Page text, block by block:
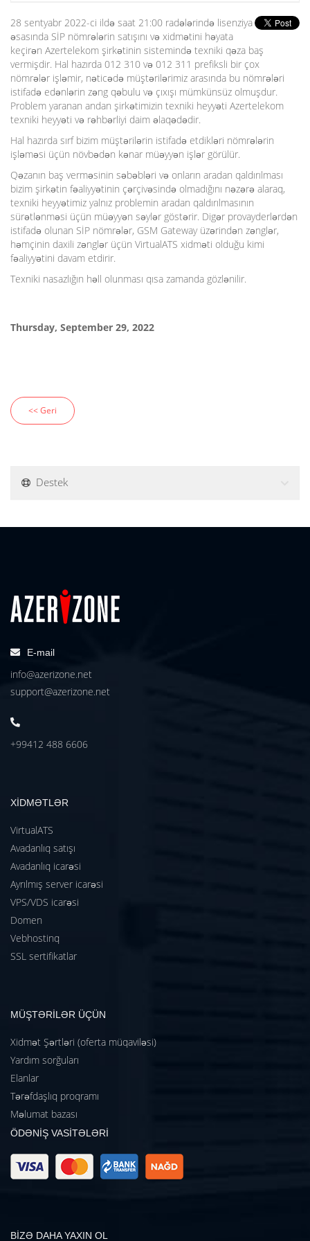
n
28 sentyabr 2022-ci ildə saat 21:00 radələrində lisenziya
əsasında SİP nömrələrin satışını və xidmətini həyata
keçirən Azertelekom şirkətinin sistemində texniki qəza baş
vermişdir. Hal hazırda 012 310 və 012 311 prefiksli bir çox
nömrələr işləmir, nəticədə müştərilərimiz arasında bu nömrələri
istifadə edənlərin zəng qəbulu və çıxışı mümkünsüz olmuşdur.
Problem yaranan andan şirkətimizin texniki heyyəti Azertelekom
texniki heyyəti və rəhbərliyi daim əlaqədədir.
Hal hazırda sırf bizim müştərilərin istifadə etdikləri nömrələrin
işləməsi üçün növbədən kənar müəyyən işlər görülür.
Qəzanın baş verməsinin səbəbləri və onların aradan qaldırılması
bizim şirkətin fəaliyyətinin çərçivəsində olmadığını nəzərə alaraq,
texniki heyyətimiz yalnız problemin aradan qaldırılmasının
sürətlənməsi üçün müəyyən səylər göstərir. Digər provayderlərdən
istifadə olunan SİP nömrələr, GSM Gateway üzərindən zənglər,
həmçinin daxili zənglər üçün VirtualATS xidməti olduğu kimi
fəaliyyətini davam etdirir.
Texniki nasazlığın həll olunması qısa zamanda gözlənilir.
Thursday, September 29, 2022
<< Geri
Destek
E-mail
info@azerizone.net
support@azerizone.net
+99412 488 6606
XİDMƏTLƏR
VirtualATS
Avadanlıq satışı
Avadanlıq icarəsi
Ayrılmış server icarəsi
VPS/VDS icarəsi
Domen
Vebhostinq
SSL sertifikatlar
MÜŞTƏRİLƏR ÜÇÜN
Xidmət Şərtləri (oferta müqaviləsi)
Yardım sorğuları
Elanlar
Tərəfdaşlıq proqramı
Məlumat bazası
ÖDƏNİŞ VASİTƏLƏRİ
BİZƏ DAHA YAXIN OL